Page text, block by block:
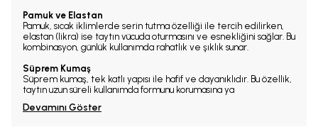
Pamuk ve Elastan
Pamuk, sıcak iklimlerde serin tutma özelliği ile tercih edilirken,
elastan (likra) ise taytın vücuda oturmasını ve esnekliğini sağlar. Bu
kombinasyon, günlük kullanımda rahatlık ve şıklık sunar.
Süprem Kumaş
Süprem kumaş, tek katlı yapısı ile hafif ve dayanıklıdır. Bu özellik,
taytın uzun süreli kullanımda formunu korumasına ya
Devamını Göster